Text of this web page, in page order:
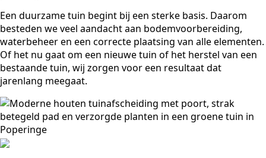
Een duurzame tuin begint bij een sterke basis. Daarom
besteden we veel aandacht aan bodemvoorbereiding,
waterbeheer en een correcte plaatsing van alle elementen.
Of het nu gaat om een nieuwe tuin of het herstel van een
bestaande tuin, wij zorgen voor een resultaat dat
jarenlang meegaat.